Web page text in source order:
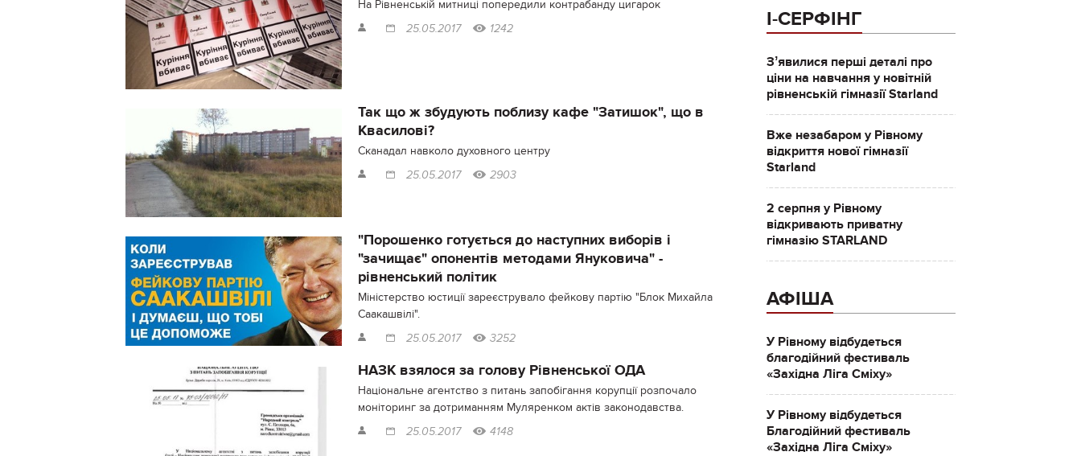
На Рівненській митниці попередили контрабанду цигарок
25.05.2017 1242
Так що ж збудують поблизу кафе "Затишок", що в
Квасилові?
Сканадал навколо духовного центру
25.05.2017 2903
"Порошенко готується до наступних виборів і
"зачищає" опонентів методами Януковича" -
рівненський політик
Міністерство юстиції зареєструвало фейкову партію "Блок Михайла
Саакашвілі".
25.05.2017 3252
НАЗК взялося за голову Рівненської ОДА
Національне агентство з питань запобігання корупції розпочало
моніторинг за дотриманням Муляренком актів законодавства.
25.05.2017 4148
І-СЕРФІНГ
Зʼявилися перші деталі про
ціни на навчання у новітній
рівненській гімназії Starland
Вже незабаром у Рівному
відкриття нової гімназії
Starland
2 серпня у Рівному
відкривають приватну
гімназію STARLAND
АФІША
У Рівному відбудеться
благодійний фестиваль
«Західна Ліга Сміху»
У Рівному відбудеться
Благодійний фестиваль
«Західна Ліга Сміху»